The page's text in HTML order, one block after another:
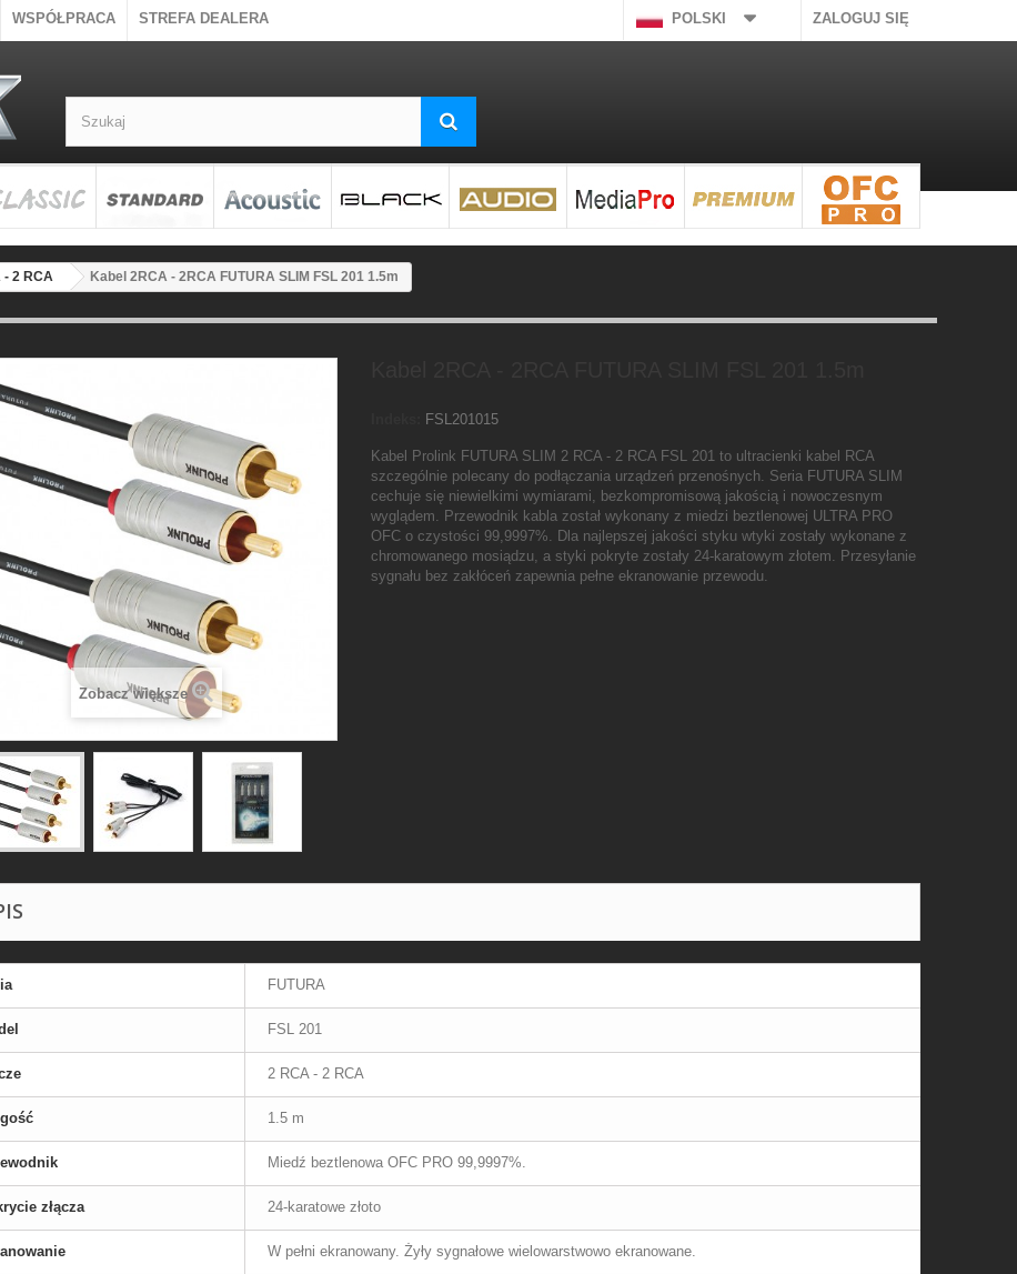
ZALOGUJ SIĘ
POLSKI
WSPÓŁPRACA STREFA DEALERA
- 2 RCA Kabel 2RCA - 2RCA FUTURA SLIM FSL 201 1.5m
Zobacz większe
FSL201015
Kabel Prolink FUTURA SLIM 2 RCA - 2 RCA FSL 201 to ultracienki kabel RCA
szczególnie polecany do podłączania urządzeń przenośnych. Seria FUTURA SLIM
cechuje się niewielkimi wymiarami, bezkompromisową jakością i nowoczesnym
wyglądem. Przewodnik kabla został wykonany z miedzi beztlenowej ULTRA PRO
OFC o czystości 99,9997%. Dla najlepszej jakości styku wtyki zostały wykonane z
chromowanego mosiądzu, a styki pokryte zostały 24-karatowym złotem. Przesyłanie
sygnału bez zakłóceń zapewnia pełne ekranowanie przewodu.
FUTURA
FSL 201
2 RCA - 2 RCA
1.5 m
Miedź beztlenowa OFC PRO 99,9997%.
złącza 24-karatowe złoto
W pełni ekranowany. Żyły sygnałowe wielowarstwowo ekranowane.